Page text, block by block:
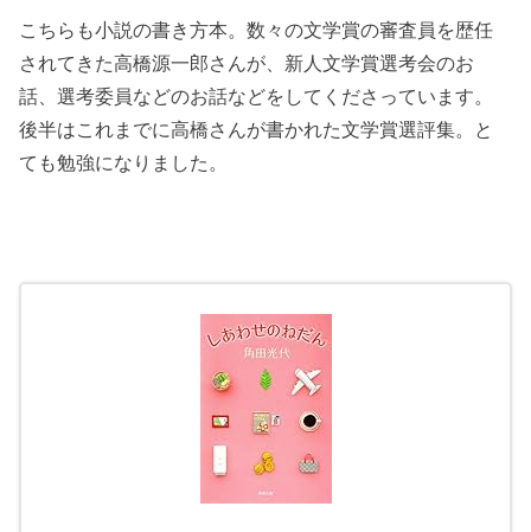
こちらも小説の書き方本。数々の文学賞の審査員を歴任
されてきた高橋源一郎さんが、新人文学賞選考会のお
話、選考委員などのお話などをしてくださっています。
後半はこれまでに高橋さんが書かれた文学賞選評集。と
ても勉強になりました。